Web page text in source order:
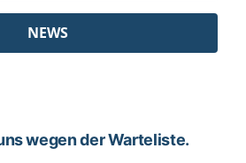
NEWS
wegen der Warteliste.